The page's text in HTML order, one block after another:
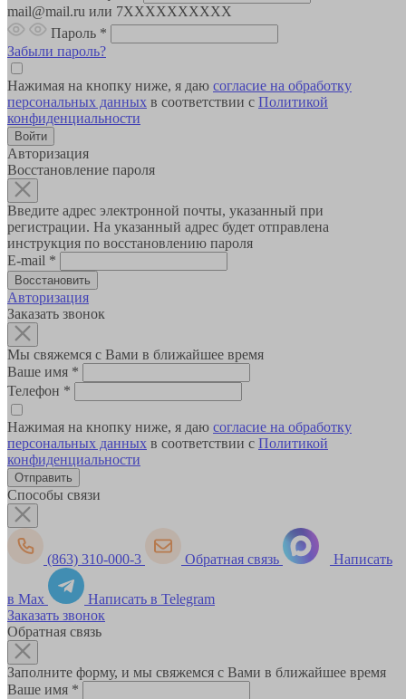
mail@mail.ru или 7XXXXXXXXXX
Пароль *
Забыли пароль?
Нажимая на кнопку ниже, я даю согласие на обработку
персональных данных в соответствии с Политикой
конфиденциальности
Авторизация
Восстановление пароля
Введите адрес электронной почты, указанный при
регистрации. На указанный адрес будет отправлена
инструкция по восстановлению пароля
E-mail *
Авторизация
Заказать звонок
Мы свяжемся с Вами в ближайшее время
Ваше имя *
Телефон *
Нажимая на кнопку ниже, я даю согласие на обработку
персональных данных в соответствии с Политикой
конфиденциальности
Способы связи
(863) 310-000-3 Обратная связь Написать
в Max
Написать в Telegram
Заказать звонок
Обратная связь
Заполните форму, и мы свяжемся с Вами в ближайшее время
Ваше имя *